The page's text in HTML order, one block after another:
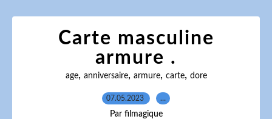
Carte masculine
armure .
age, anniversaire, armure, carte, dore
07.05.2023 …
Par filmagique